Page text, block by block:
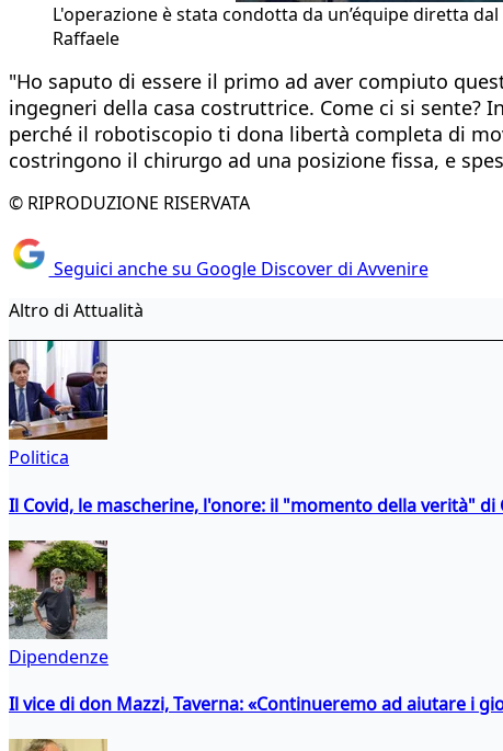
L'operazione è stata condotta da un’équipe diretta
Raffaele
"Ho saputo di essere il primo ad aver compiuto
ingegneri della casa costruttrice. Come ci si sente?
perché il robotiscopio ti dona libertà completa di
costringono il chirurgo ad una posizione fissa, e
© RIPRODUZIONE RISERVATA
Seguici anche su Google Discover di Avvenire
Altro di Attualità
Politica
Il Covid, le mascherine, l'onore: il "momento della verità" di
Dipendenze
Il vice di don Mazzi, Taverna: «Continueremo ad aiutare i